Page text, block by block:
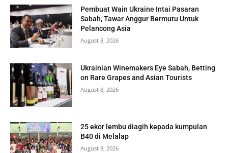
Pembuat Wain Ukraine Intai Pasaran
Sabah, Tawar Anggur Bermutu Untuk
Pelancong Asia
August 8, 2026
Ukrainian Winemakers Eye Sabah, Betting
on Rare Grapes and Asian Tourists
August 8, 2026
25 ekor lembu diagih kepada kumpulan
B40 di Melalap
August 8, 2026